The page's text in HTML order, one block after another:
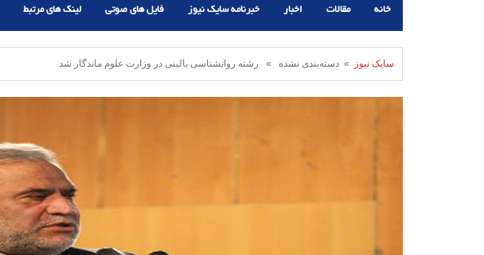
خانه مقالات اخبار خبرنامه سایک نیوز فایل های صوتی لینک های مرتبط
سایک نیوز » دسته‌بندی نشده » رشته روانشناسی بالینی در وزارت علوم ماندگار شد